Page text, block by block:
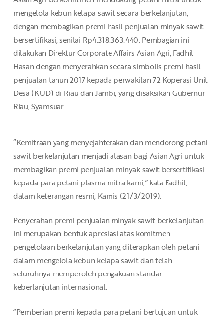
mengelola kebun kelapa sawit secara berkelanjutan,
dengan membagikan premi hasil penjualan minyak sawit
bersertifikasi, senilai Rp4.318.363.440. Pembagian ini
dilakukan Direktur Corporate Affairs Asian Agri, Fadhil
Hasan dengan menyerahkan secara simbolis premi hasil
penjualan tahun 2017 kepada perwakilan 72 Koperasi Unit
Desa (KUD) di Riau dan Jambi, yang disaksikan Gubernur
Riau, Syamsuar.
“Kemitraan yang menyejahterakan dan mendorong petani
sawit berkelanjutan menjadi alasan bagi Asian Agri untuk
membagikan premi penjualan minyak sawit bersertifikasi
kepada para petani plasma mitra kami,” kata Fadhil,
dalam keterangan resmi, Kamis (21/3/2019).
Penyerahan premi penjualan minyak sawit berkelanjutan
ini merupakan bentuk apresiasi atas komitmen
pengelolaan berkelanjutan yang diterapkan oleh petani
dalam mengelola kebun kelapa sawit dan telah
seluruhnya memperoleh pengakuan standar
keberlanjutan internasional.
“Pemberian premi kepada para petani bertujuan untuk